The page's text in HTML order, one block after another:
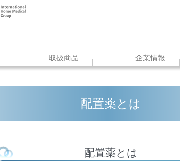
取扱商品
企業情報
配置薬とは
配置薬とは